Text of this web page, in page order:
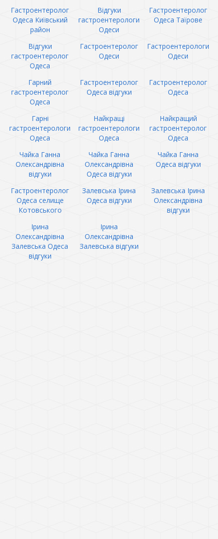
Гастроентеролог
Одеса Київський
район
Відгуки
гастроентерологи
Одеси
Гастроентеролог
Одеса Таїрове
Відгуки
гастроентеролог
Одеса
Гастроентеролог
Одеси
Гастроентерологи
Одеси
Гарний
гастроентеролог
Одеса
Гастроентеролог
Одеса відгуки
Гастроентеролог
Одеса
Гарні
гастроентерологи
Одеса
Найкращі
гастроентерологи
Одеса
Найкращий
гастроентеролог
Одеса
Чайка Ганна
Олександрівна
відгуки
Чайка Ганна
Олександрівна
Одеса відгуки
Чайка Ганна
Одеса відгуки
Гастроентеролог
Одеса селище
Котовського
Залевська Ірина
Одеса відгуки
Залевська Ірина
Олександрівна
відгуки
Ірина
Олександрівна
Залевська Одеса
відгуки
Ірина
Олександрівна
Залевська відгуки